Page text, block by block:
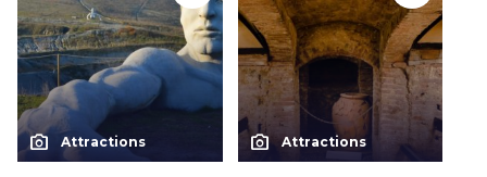
photo_camera Attractions photo_camera Attractions